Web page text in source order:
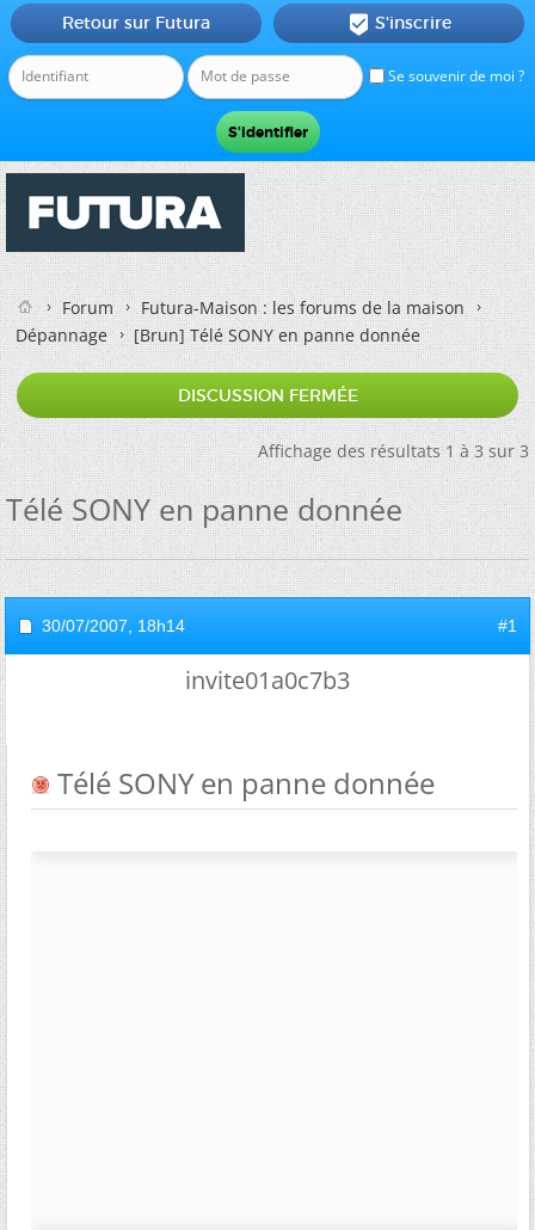
Se souvenir de moi ?
Retour sur Futura  S'inscrire
Forum
Futura-Maison : les forums de la maison
Dépannage
[Brun]Télé SONY en panne donnée
DISCUSSION FERMÉE
Affichage des résultats 1 à 3 sur 3
Télé SONY en panne donnée
30/07/2007, 18h14 #1
invite01a0c7b3
Télé SONY en panne donnée